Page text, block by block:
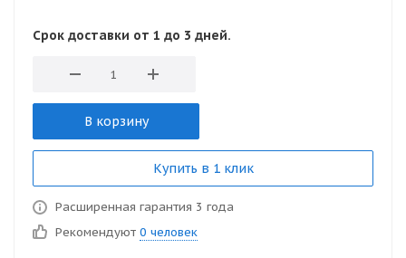
Срок доставки от 1 до 3 дней.
В корзину
Купить в 1 клик
Расширенная гарантия 3 года
Рекомендуют 0 человек